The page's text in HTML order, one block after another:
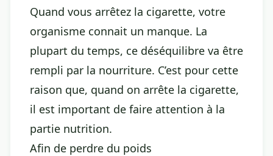
Quand vous arrêtez la cigarette, votre
organisme connait un manque. La
plupart du temps, ce déséquilibre va être
rempli par la nourriture. C’est pour cette
raison que, quand on arrête la cigarette,
il est important de faire attention à la
partie nutrition.
Afin de perdre du poids